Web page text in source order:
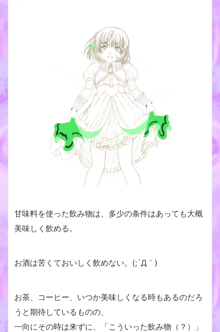
甘味料を使った飲み物は、多少の条件はあっても大概
美味しく飲める。
お酒は苦くておいしく飲めない。(;´Д｀)
お茶、コーヒー、いつか美味しくなる時もあるのだろ
うと期待しているものの、
一向にその時は来ずに、「こういった飲み物（？）」